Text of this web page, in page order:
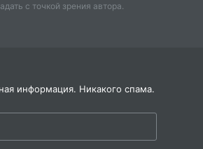
с точкой зрения автора.
информация. Никакого спама.